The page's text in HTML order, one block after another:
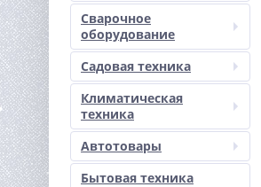
Сварочное
оборудование
Садовая техника
Климатическая
техника
Автотовары
Бытовая техника